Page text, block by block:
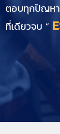
ตอบทุกปัญหา
ที่เดียวจบ “